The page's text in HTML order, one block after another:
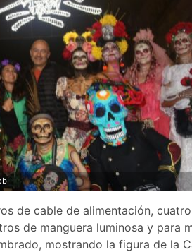
de cable de alimentación,
de manguera luminosa y para
mostrando la figura de la